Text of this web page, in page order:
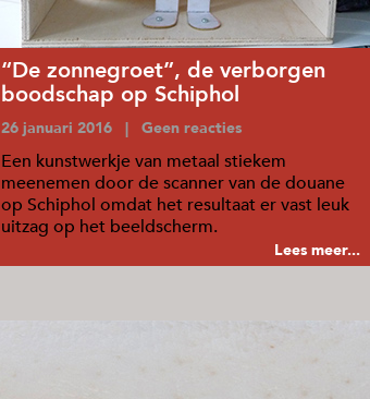
“De zonnegroet”, de verborgen
boodschap op Schiphol
26 januari 2016 | Geen reacties
Een kunstwerkje van metaal stiekem
meenemen door de scanner van de douane
op Schiphol omdat het resultaat er vast leuk
uitzag op het beeldscherm.
Lees meer...